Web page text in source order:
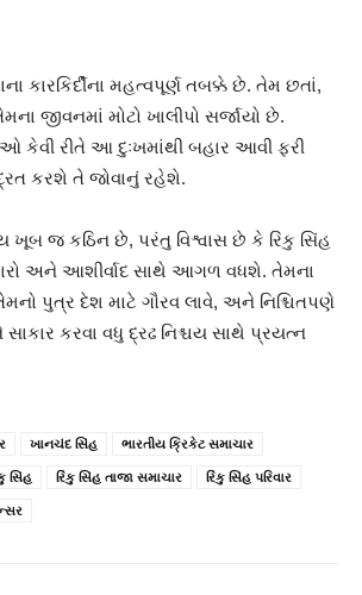
કારકિર્દીના મહત્વપૂર્ણ તબક્કે છે. તેમ છતાં,
જીવનમાં મોટો ખાલીપો સર્જાયો છે.
કેવી રીતે આ દુઃખમાંથી બહાર આવી ફરી
કરશે તે જોવાનું રહેશે.
ખૂબ જ કઠિન છે, પરંતુ વિશ્વાસ છે કે રિંકુ સિંહ
અને આશીર્વાદ સાથે આગળ વધશે. તેમના
પુત્ર દેશ માટે ગૌરવ લાવે, અને નિશ્ચિતપણે
કરવા વધુ દ્રઢ નિશ્ચય સાથે પ્રયત્ન
ખાનચંદ સિંહ
ભારતીય ક્રિકેટ સમાચાર
સિંહ રિંકુ સિંહ તાજા સમાચાર
રિંકુ સિંહ પરિવાર